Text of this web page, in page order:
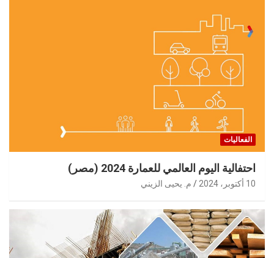
الفعاليات
احتفالية اليوم العالمي للعمارة 2024 (مصر)
10 أكتوبر، 2024 م. يحيى الزيني